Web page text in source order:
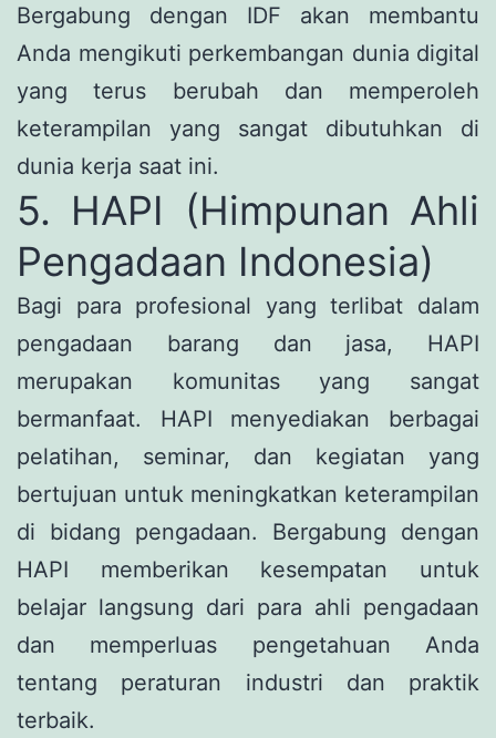
Bergabung dengan IDF akan membantu
Anda mengikuti perkembangan dunia digital
yang terus berubah dan memperoleh
keterampilan yang sangat dibutuhkan di
dunia kerja saat ini.
5. HAPI (Himpunan Ahli
Pengadaan Indonesia)
Bagi para profesional yang terlibat dalam
pengadaan barang dan jasa, HAPI
merupakan komunitas yang sangat
bermanfaat. HAPI menyediakan berbagai
pelatihan, seminar, dan kegiatan yang
bertujuan untuk meningkatkan keterampilan
di bidang pengadaan. Bergabung dengan
HAPI memberikan kesempatan untuk
belajar langsung dari para ahli pengadaan
dan memperluas pengetahuan Anda
tentang peraturan industri dan praktik
terbaik.